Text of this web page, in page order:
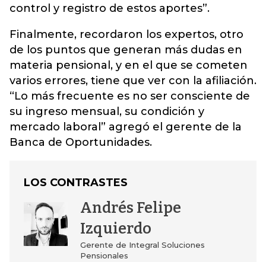
control y registro de estos aportes”.
Finalmente, recordaron los expertos, otro
de los puntos que generan más dudas en
materia pensional, y en el que se cometen
varios errores, tiene que ver con la afiliación.
“Lo más frecuente es no ser consciente de
su ingreso mensual, su condición y
mercado laboral” agregó el gerente de la
Banca de Oportunidades.
LOS CONTRASTES
Andrés Felipe
Izquierdo
Gerente de Integral Soluciones
Pensionales